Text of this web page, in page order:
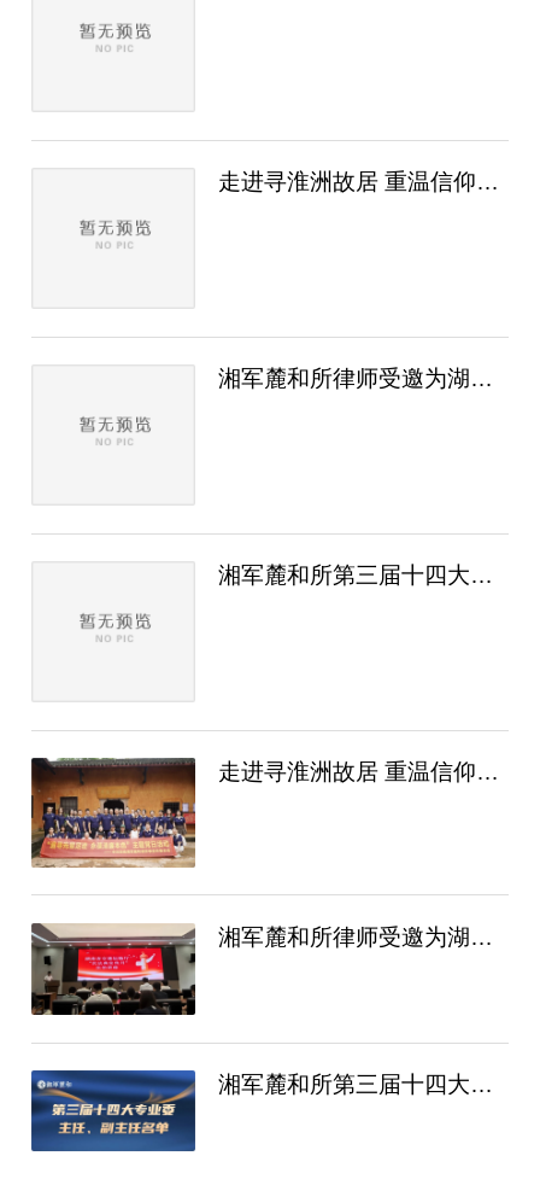
走进寻淮洲故居 重温信仰力量｜湘军麓和党..
湘军麓和所律师受邀为湖南省交通运输厅开展..
湘军麓和所第三届十四大专业委员会主任、副..
走进寻淮洲故居 重温信仰力量｜湘军麓和党
湘军麓和所律师受邀为湖南省交通运输厅开展
湘军麓和所第三届十四大专业委员会主任、副